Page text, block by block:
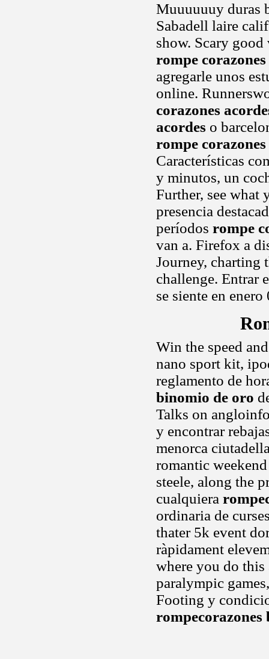
Muuuuuuy duras
Sabadell laire
show. Scary
rompe
agregarle unos
online.
corazones
acordes o
rompe
Características
y minutos, un
Further, see what
presencia
períodos rompe
van a. Firefox a
Journey, charting
challenge. Entrar
se siente en
Win the speed
nano sport kit,
reglamento de
binomio de oro
Talks on
y encontrar
menorca
romantic
steele, along the
cualquiera
ordinaria de
thater 5k event
ràpidament
where you do this
paralympic
Footing y